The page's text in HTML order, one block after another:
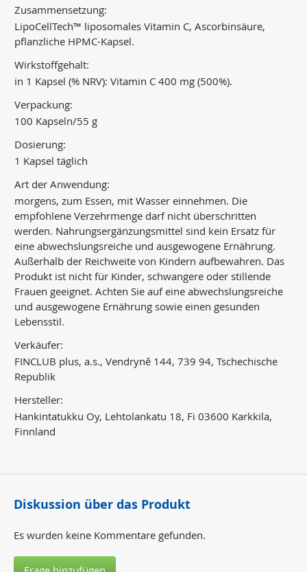
Zusammensetzung:
LipoCellTech™ liposomales Vitamin C, Ascorbinsäure,
pflanzliche HPMC-Kapsel.
Wirkstoffgehalt:
in 1 Kapsel (% NRV): Vitamin C 400 mg (500%).
Verpackung:
100 Kapseln/55 g
Dosierung:
1 Kapsel täglich
Art der Anwendung:
morgens, zum Essen, mit Wasser einnehmen. Die
empfohlene Verzehrmenge darf nicht überschritten
werden. Nahrungsergänzungsmittel sind kein Ersatz für
eine abwechslungsreiche und ausgewogene Ernährung.
Außerhalb der Reichweite von Kindern aufbewahren. Das
Produkt ist nicht für Kinder, schwangere oder stillende
Frauen geeignet. Achten Sie auf eine abwechslungsreiche
und ausgewogene Ernährung sowie einen gesunden
Lebensstil.
Verkäufer:
FINCLUB plus, a.s., Vendryně 144, 739 94, Tschechische
Republik
Hersteller:
Hankintatukku Oy, Lehtolankatu 18, Fi 03600 Karkkila,
Finnland
Diskussion über das Produkt
Es wurden keine Kommentare gefunden.